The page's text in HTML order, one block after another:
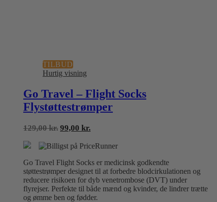
TILBUD
Hurtig visning
Go Travel – Flight Socks
Flystøttestrømper
129,00kr. Den
pris
129,00 kr..
99,00 kr.Den
pris
99,00 kr..
Go Travel Flight Socks er medicinsk godkendte
støttestrømper designet til at forbedre blodcirkulationen og
reducere risikoen for dyb venetrombose (DVT) under
flyrejser. Perfekte til både mænd og kvinder, de lindrer trætte
og ømme ben og fødder.